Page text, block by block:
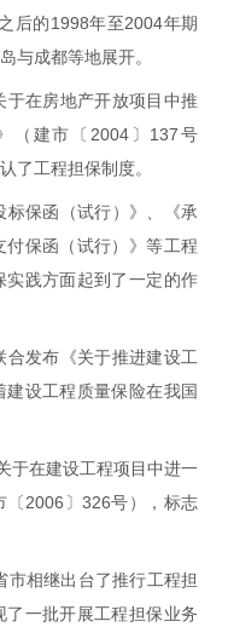
后的1998年至2004年期
与成都等地展开。
于在房地产开放项目中推
（建市〔 2004〕 137号
了工程担保制度。
标保函（试行）》、《承
保函（试行）》等工程
践方面起到了一定的作
合发布《关于推进建设工
设工程质量保险在我国
于在建设工程项目中进一
〔2006 〕 326号），标志
市相继出台了推行工程担
一批开展工程担保业务